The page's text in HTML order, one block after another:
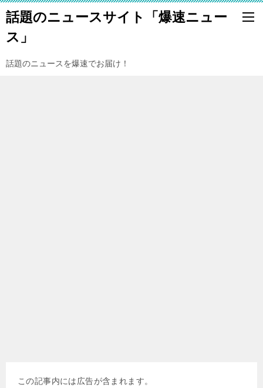
話題のニュースサイト「爆速ニュー
ス」
話題のニュースを爆速でお届け！
この記事内には広告が含まれます。